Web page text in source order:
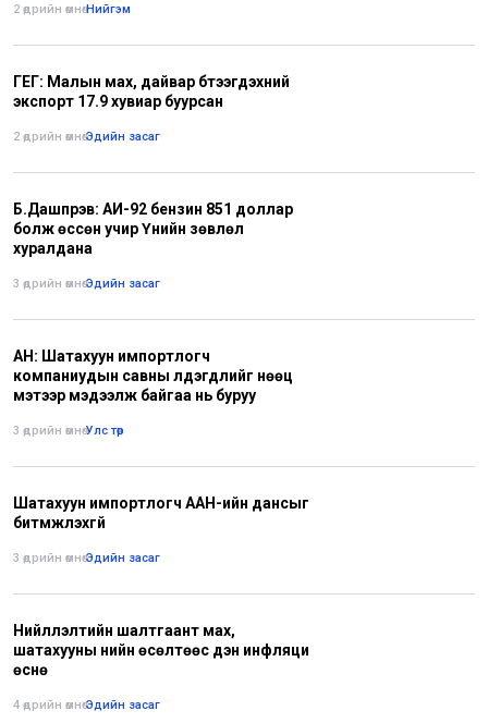
2 өдрийн өмнө•Нийгэм
ГЕГ: Малын мах, дайвар бүтээгдэхүүний
экспорт 17.9 хувиар буурсан
2 өдрийн өмнө•Эдийн засаг
Б.Дашпүрэв: АИ-92 бензин 851 доллар
болж өссөн учир Үнийн зөвлөл
хуралдана
3 өдрийн өмнө•Эдийн засаг
АН: Шатахуун импортлогч
компаниудын савны үлдэгдлийг нөөц
мэтээр мэдээлж байгаа нь буруу
3 өдрийн өмнө•Улс төр
Шатахуун импортлогч ААН-ийн дансыг
битүүмжлэхгүй
3 өдрийн өмнө•Эдийн засаг
Нийлүүлэлтийн шалтгаант мах,
шатахууны үнийн өсөлтөөс үүдэн инфляци
өснө
4 өдрийн өмнө•Эдийн засаг